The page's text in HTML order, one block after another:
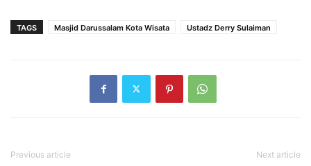
TAGS Masjid Darussalam Kota Wisata Ustadz Derry Sulaiman
Previous article Next article